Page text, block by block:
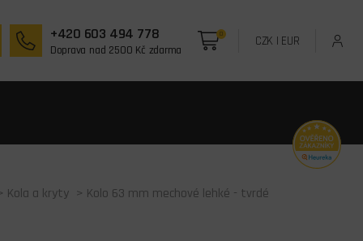
+420 603 494 778
Doprava nad 2500 Kč zdarma
0 CZK | EUR
Kola a kryty > Kolo 63 mm mechové lehké - tvrdé